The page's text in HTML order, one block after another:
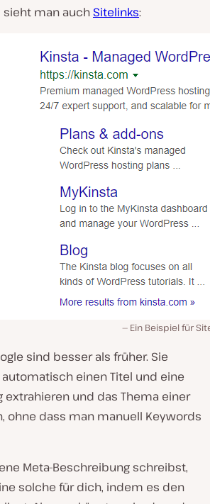
man auch Sitelinks:
Ein Beispiel für
sind besser als früher. Sie
einen Titel und eine
extrahieren und das Thema einer
ohne dass man manuell Keywords
Meta-Beschreibung schreibst,
solche für dich, indem es den